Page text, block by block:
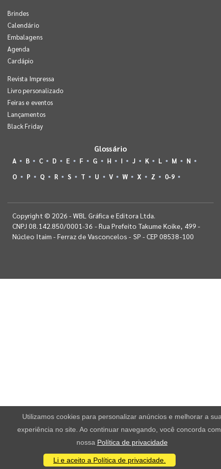
Brindes
Calendário
Embalagens
Agenda
Cardápio
Revista Impressa
Livro personalizado
Feiras e eventos
Lançamentos
Black Friday
Glossário
A B C D E F G H I J K L M
N
O
P Q R S T U V W X Z 0-9
Copyright © 2026 - WBL Gráfica e Editora Ltda.
CNPJ 08.142.850/0001-36 - Rua Prefeito Takume Koike, 499 -
Núcleo Itaim - Ferraz de Vasconcelos - SP - CEP 08538-100
Utilizamos cookies para personalizar anúncios e melhorar a
experiência no site. Ao continuar navegando, você concorda
nossa Política de privacidade
Li e aceito a Política de privacidade.